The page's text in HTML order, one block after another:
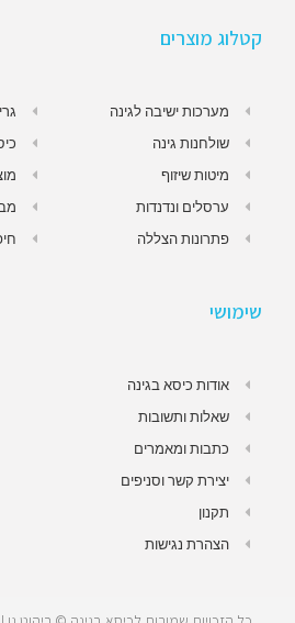
קטלוג מוצרים
מערכות ישיבה לגינה
שולחנות גינה
מיטות שיזוף
ערסלים ונדנדות
פתרונות הצללה
שימושי
אודות כיסא בגינה
שאלות ותשובות
כתבות ומאמרים
יצירת קשר וסניפים
תקנון
הצהרת נגישות